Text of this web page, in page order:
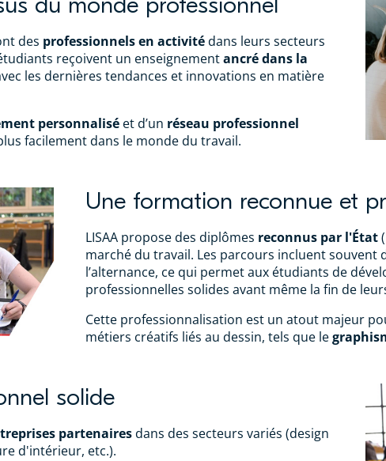
des professionnels en activitédans leurs secteurs
reçoivent un enseignementancré dans la
les dernières tendances et innovations en matière
personnalisé et d’un réseau professionnel
facilement dans le monde du travail.
Une formation reconnue et
LISAA propose des diplômes reconnus par l'État
marché du travail. Les parcours incluent souvent
l’alternance, ce qui permet aux étudiants de
professionnelles solides avant même la fin de
Cette professionnalisation est un atout majeur
métiers créatifs liés au dessin, tels que le
solide
partenairesdans des secteurs variés (design
d'intérieur, etc.).